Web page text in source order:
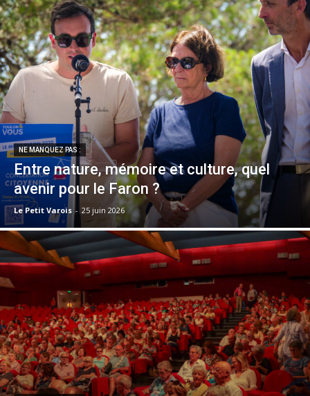
NE MANQUEZ PAS :
Entre nature, mémoire et culture, quel
avenir pour le Faron ?
Le Petit Varois - 25 juin 2026